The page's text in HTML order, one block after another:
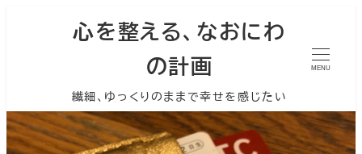
心を整える、なおにわ
の計画
繊細、ゆっくりのままで幸せを感じたい
MENU